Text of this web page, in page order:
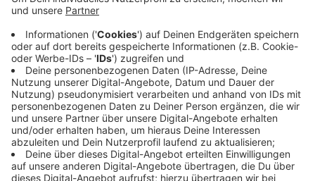
sollte ein Radlader den Lkw freiziehen. Beim
Krefelder, der noch vor seinem Lkw stand. Der 53-
Jährige wurde mit einem Rettungshubschrauber in
eine Klinik geflogen.
Veröffentlicht:Dienstag, 19.01.2021 06:55
Anzeige